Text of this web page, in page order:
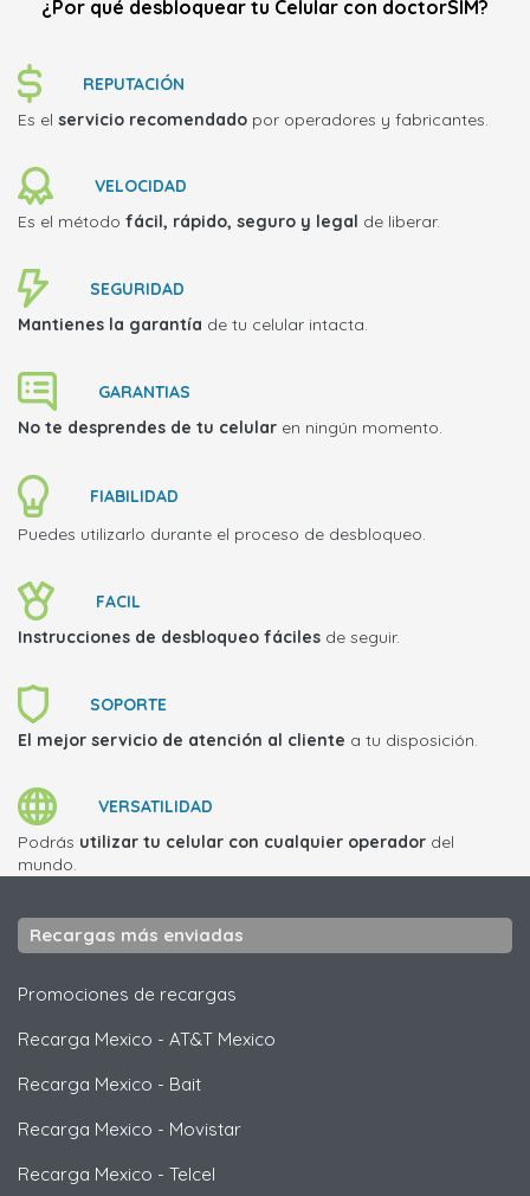
¿Por qué desbloquear tu Celular con doctorSIM?
REPUTACIÓN
Es el servicio recomendado por operadores y fabricantes.
VELOCIDAD
Es el método fácil, rápido, seguro y legal de liberar.
SEGURIDAD
Mantienes la garantía de tu celular intacta.
GARANTIAS
No te desprendes de tu celular en ningún momento.
FIABILIDAD
Puedes utilizarlo durante el proceso de desbloqueo.
FACIL
Instrucciones de desbloqueo fáciles de seguir.
SOPORTE
El mejor servicio de atención al cliente a tu disposición.
VERSATILIDAD
Podrás utilizar tu celular con cualquier operador del
mundo.
Recargas más enviadas
Promociones de recargas
Recarga Mexico - AT&T Mexico
Recarga Mexico - Bait
Recarga Mexico - Movistar
Recarga Mexico - Telcel